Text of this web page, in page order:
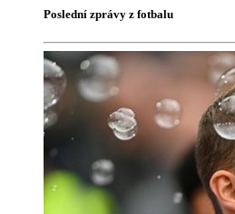
Poslední zprávy z fotbalu